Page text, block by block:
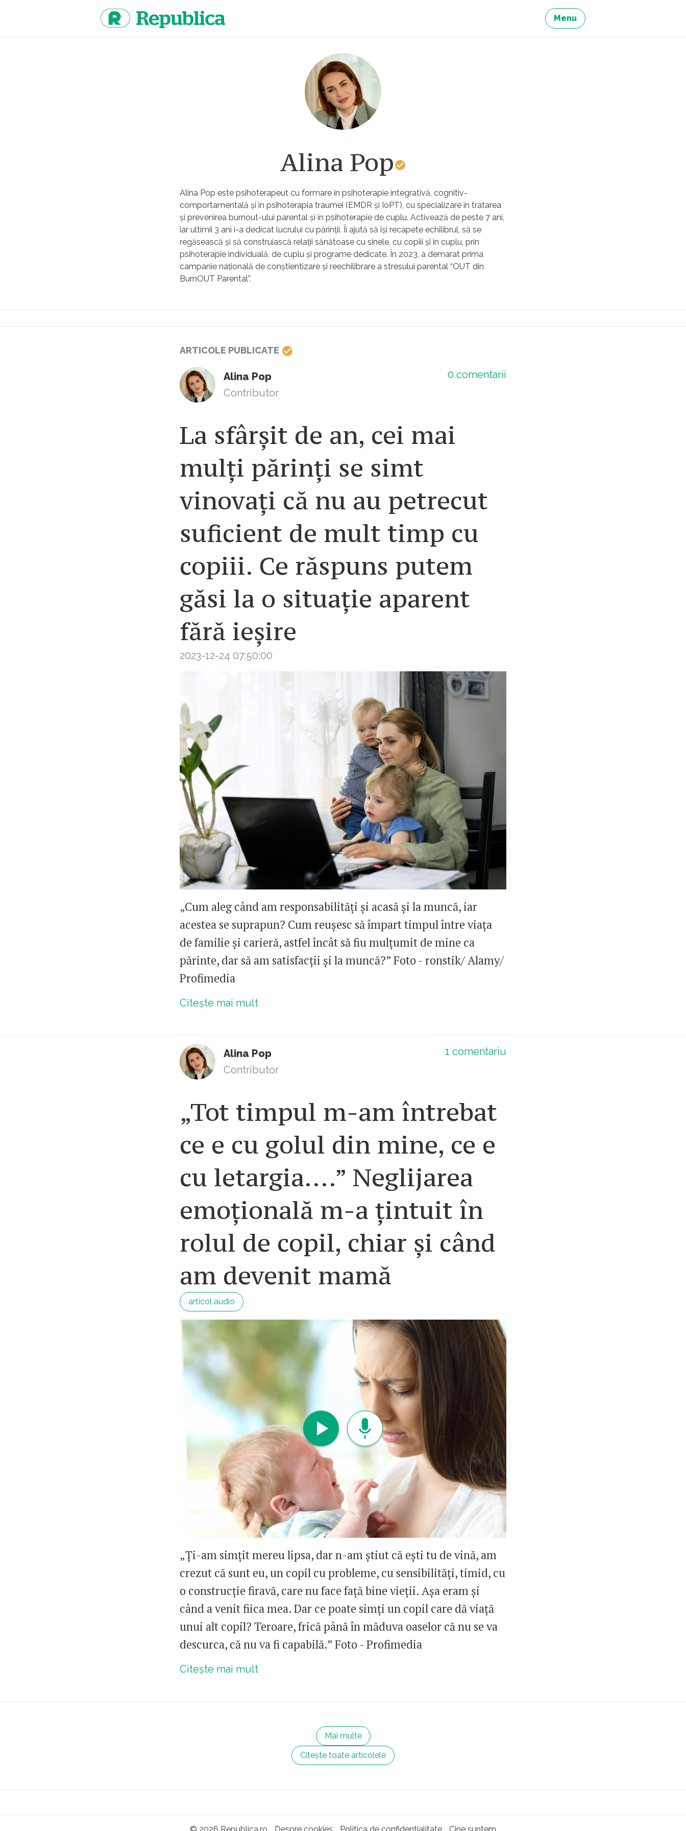
Menu
Alina Pop
Alina Pop este psihoterapeut cu formare în psihoterapie integrativă, cognitiv-
comportamentală și în psihoterapia traumei (EMDR și IoPT), cu specializare în tratarea
și prevenirea burnout-ului parental și în psihoterapie de cuplu. Activează de peste 7 ani,
iar ultimii 3 ani i-a dedicat lucrului cu părinții. Îi ajută să își recapete echilibrul, să se
regăsească și să construiască relații sănătoase cu sinele, cu copiii și în cuplu, prin
psihoterapie individuală, de cuplu și programe dedicate. În 2023, a demarat prima
campanie națională de conștientizare și reechilibrare a stresului parental “OUT din
BurnOUT Parental”.
ARTICOLE PUBLICATE
Alina Pop
Contributor
0 comentarii
La sfârșit de an, cei mai
mulți părinți se simt
vinovați că nu au petrecut
suficient de mult timp cu
copiii. Ce răspuns putem
găsi la o situație aparent
fără ieșire
2023-12-24 07:50:00
„Cum aleg când am responsabilități și acasă și la muncă, iar
acestea se suprapun? Cum reușesc să împart timpul între viața
de familie și carieră, astfel încât să fiu mulțumit de mine ca
părinte, dar să am satisfacții și la muncă?” Foto - ronstik/ Alamy/
Profimedia
Citește mai mult
Alina Pop
Contributor
1 comentariu
„Tot timpul m-am întrebat
ce e cu golul din mine, ce e
cu letargia….” Neglijarea
emoțională m-a țintuit în
rolul de copil, chiar și când
am devenit mamă
articol audio
„Ți-am simțit mereu lipsa, dar n-am știut că ești tu de vină, am
crezut că sunt eu, un copil cu probleme, cu sensibilități, timid, cu
o construcție firavă, care nu face față bine vieții. Așa eram și
când a venit fiica mea. Dar ce poate simți un copil care dă viață
unui alt copil? Teroare, frică până în măduva oaselor că nu se va
descurca, că nu va fi capabilă.” Foto - Profimedia
Citește mai mult
Mai multe
Citește toate articolele
© 2026 Republica.ro Despre cookies Politica de confidentialitate Cine suntem